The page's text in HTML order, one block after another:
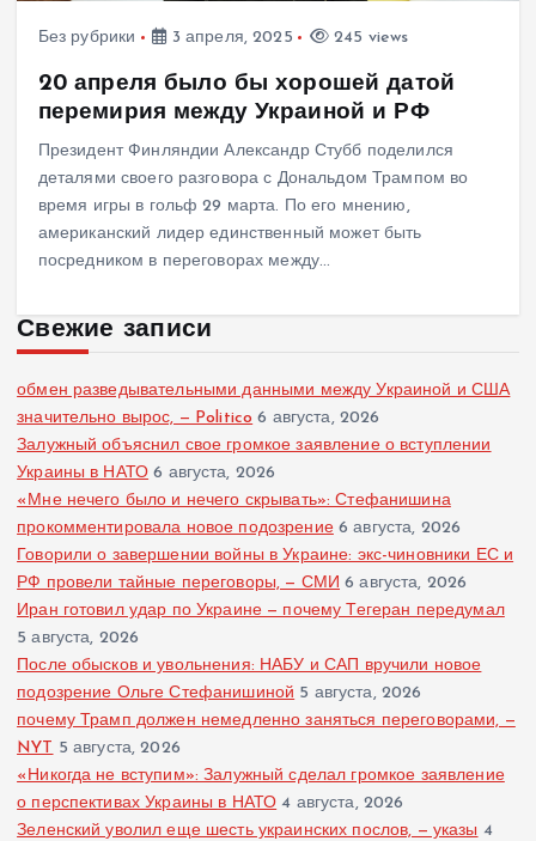
Без рубрики 3 апреля, 2025 245 views
20 апреля было бы хорошей датой
перемирия между Украиной и РФ
Президент Финляндии Александр Стубб поделился
деталями своего разговора с Дональдом Трампом во
время игры в гольф 29 марта. По его мнению,
американский лидер единственный может быть
посредником в переговорах между…
Свежие записи
обмен разведывательными данными между Украиной и США
значительно вырос, — Politico 6 августа, 2026
Залужный объяснил свое громкое заявление о вступлении
Украины в НАТО 6 августа, 2026
«Мне нечего было и нечего скрывать»: Стефанишина
прокомментировала новое подозрение 6 августа, 2026
Говорили о завершении войны в Украине: экс-чиновники ЕС и
РФ провели тайные переговоры, — СМИ 6 августа, 2026
Иран готовил удар по Украине — почему Тегеран передумал
5 августа, 2026
После обысков и увольнения: НАБУ и САП вручили новое
подозрение Ольге Стефанишиной 5 августа, 2026
почему Трамп должен немедленно заняться переговорами, —
NYT 5 августа, 2026
«Никогда не вступим»: Залужный сделал громкое заявление
о перспективах Украины в НАТО 4 августа, 2026
Зеленский уволил еще шесть украинских послов, — указы 4